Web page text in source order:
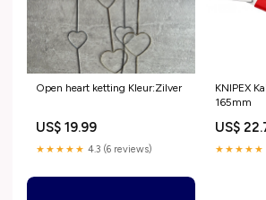
Open heart ketting Kleur:Zilver
US$ 19.99
★★★★★ 4.3 (6 reviews)
KNIPEX
165mm
US$
★★★★★